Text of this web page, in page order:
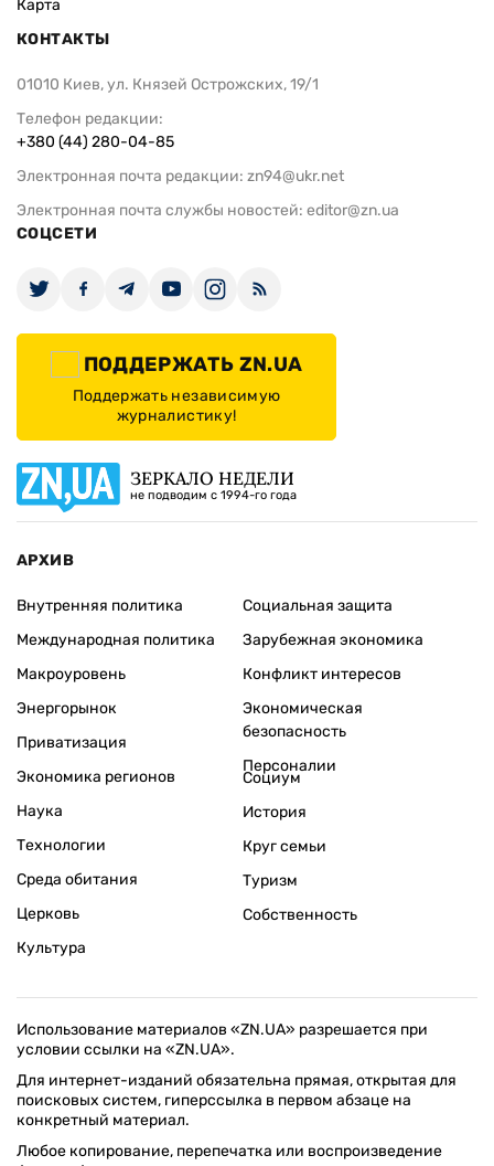
Карта
КОНТАКТЫ
01010 Киев, ул. Князей Острожских, 19/1
Телефон редакции:
+380 (44) 280-04-85
Электронная почта редакции: zn94@ukr.net
Электронная почта службы новостей: editor@zn.ua
СОЦСЕТИ
ПОДДЕРЖАТЬ ZN.UA
Поддержать независимую
журналистику!
ЗЕРКАЛО НЕДЕЛИ
не подводим с 1994-го года
АРХИВ
Внутренняя политика
Международная политика
Макроуровень
Энергорынок
Приватизация
Экономика регионов
Социальная защита
Зарубежная экономика
Конфликт интересов
Экономическая
безопасность
Персоналии
Наука
Технологии
Среда обитания
Церковь
Культура
Социум
История
Круг семьи
Туризм
Собственность
Использование материалов «ZN.UA» разрешается при
условии ссылки на «ZN.UA».
Для интернет-изданий обязательна прямая, открытая для
поисковых систем, гиперссылка в первом абзаце на
конкретный материал.
Любое копирование, перепечатка или воспроизведение